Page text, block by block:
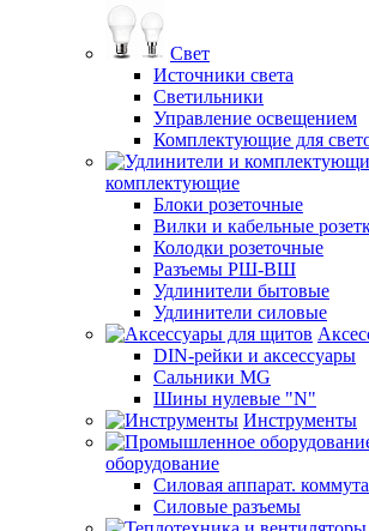
Свет
Источники света
Светильники
Управление освещением
Комплектующие для
комплектующие
Блоки розеточные
Вилки и кабельные
Колодки розеточные
Разъемы РШ-ВШ
Удлинители бытовые
Удлинители силовые
DIN-рейки и аксессуары
Сальники MG
Шины нулевые "N"
Инструменты
оборудование
Силовая аппарат.
Силовые разъемы